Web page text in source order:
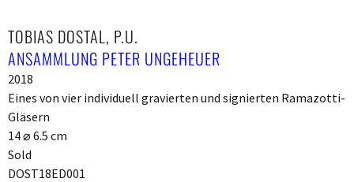
TOBIAS DOSTAL, P.U.
ANSAMMLUNG PETER UNGEHEUER
2018
Eines von vier individuell gravierten und signierten Ramazotti-
Gläsern
14 ⌀ 6.5 cm
Sold
DOST18ED001